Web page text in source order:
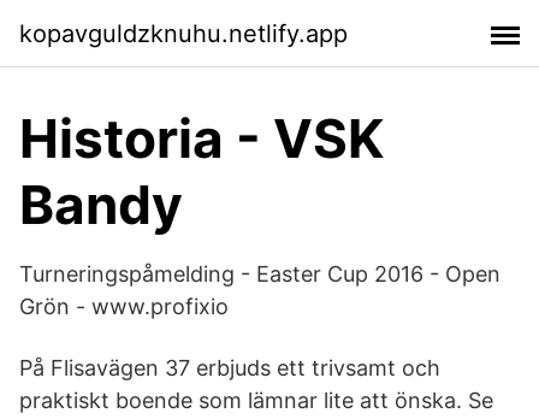
kopavguldzknuhu.netlify.app
Historia - VSK
Bandy
Turneringspåmelding - Easter Cup 2016 - Open
Grön - www.profixio
På Flisavägen 37 erbjuds ett trivsamt och
praktiskt boende som lämnar lite att önska. Se